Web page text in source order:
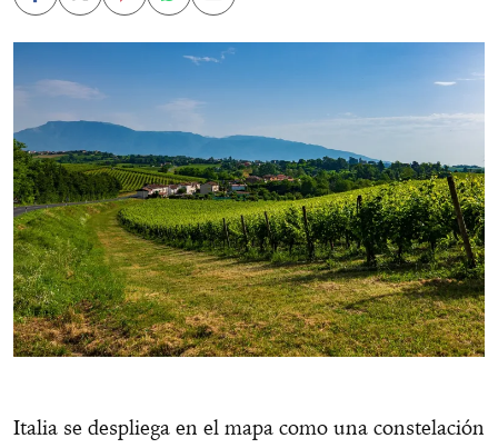
Italia se despliega en el mapa como una constelación